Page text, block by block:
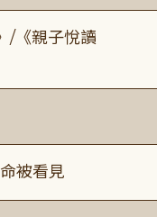
/《親子悅讀
被看見